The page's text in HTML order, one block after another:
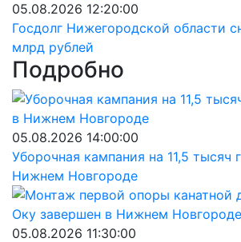
05.08.2026 12:20:00
Госдолг Нижегородской области
млрд рублей
Подробно
05.08.2026 14:00:00
Уборочная кампания на 11,5 тысяч
Нижнем Новгороде
05.08.2026 11:30:00